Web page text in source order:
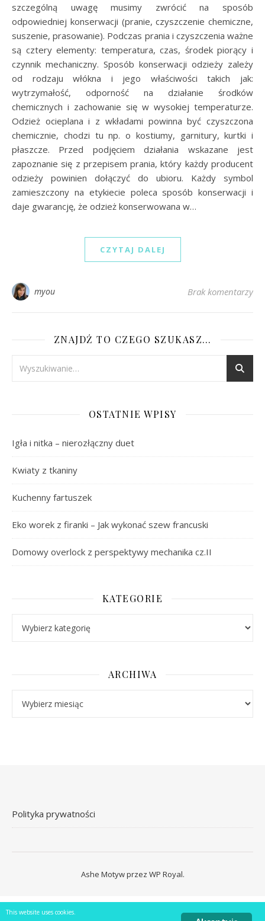
szczególną uwagę musimy zwrócić na sposób
odpowiedniej konserwacji (pranie, czyszczenie chemiczne,
suszenie, prasowanie). Podczas prania i czyszczenia ważne
są cztery elementy: temperatura, czas, środek piorący i
czynnik mechaniczny. Sposób konserwacji odzieży zależy
od rodzaju włókna i jego właściwości takich jak:
wytrzymałość, odporność na działanie środków
chemicznych i zachowanie się w wysokiej temperaturze.
Odzież ocieplana i z wkładami powinna być czyszczona
chemicznie, chodzi tu np. o kostiumy, garnitury, kurtki i
płaszcze. Przed podjęciem działania wskazane jest
zapoznanie się z przepisem prania, który każdy producent
odzieży powinien dołączyć do ubioru. Każdy symbol
zamieszczony na etykiecie poleca sposób konserwacji i
daje gwarancję, że odzież konserwowana w…
CZYTAJ DALEJ
myou Brak komentarzy
ZNAJDŹ TO CZEGO SZUKASZ…
OSTATNIE WPISY
Igła i nitka – nierozłączny duet
Kwiaty z tkaniny
Kuchenny fartuszek
Eko worek z firanki – Jak wykonać szew francuski
Domowy overlock z perspektywy mechanika cz.II
KATEGORIE
ARCHIWA
Polityka prywatności
Ashe Motyw przez WP Royal.
This website uses cookies.